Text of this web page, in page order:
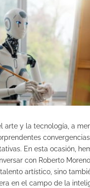
arte y la tecnología, a
En esta ocasión,
con Roberto
artístico, sino
en el campo de la